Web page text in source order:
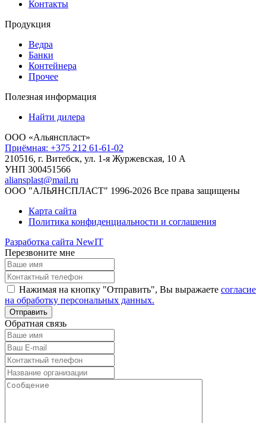
Контакты
Продукция
Ведра
Банки
Контейнера
Прочее
Полезная информация
Найти дилера
ООО «Альянспласт»
Приёмная: +375 212 61-61-02
210516, г. Витебск, ул. 1-я Журжевская, 10 А
УНП 300451566
aliansplast@mail.ru
ООО "АЛЬЯНСПЛАСТ" 1996-2026 Все права защищены
Карта сайта
Политика конфиденциальности и соглашения
Разработка сайта NewIT
Перезвоните мне
Нажимая на кнопку "Отправить", Вы выражаете согласие
на обработку персональных данных.
Обратная связь